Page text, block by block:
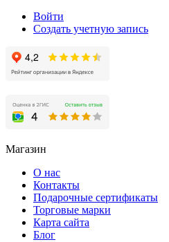
Войти
Создать учетную запись
Магазин
О нас
Контакты
Подарочные сертификаты
Торговые марки
Карта сайта
Блог